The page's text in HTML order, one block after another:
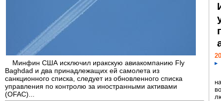
Минфин США исключил иракскую авиакомпанию Fly
Baghdad и два принадлежащих ей самолета из
санкционного списка, следует из обновленного списка
управления по контролю за иностранными активами
(OFAC)...